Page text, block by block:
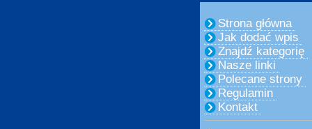
Strona główna
Jak dodać wpis
Znajdź kategorię
Nasze linki
Polecane strony
Regulamin
Kontakt